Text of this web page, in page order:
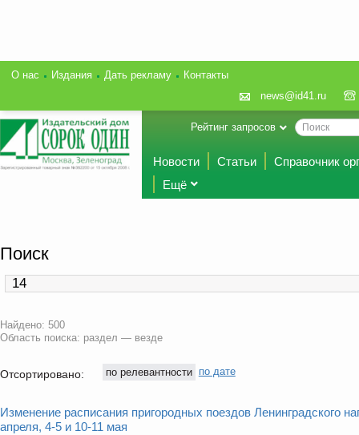
О нас Издания Дать рекламу
Контакты
news@id41.ru
Рейтинг запросов
Новости Статьи
Справочник
Ещё
Поиск
Найдено: 500
Область поиска: раздел — везде
Отсортировано: по релевантности по дате
Изменение расписания пригородных поездов Ленинградского
апреля, 4-5 и 10-11 мая